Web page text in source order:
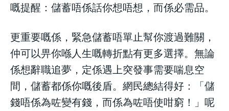
嘅提醒：儲蓄唔係話你想唔想，而係必需品。
更重要嘅係，緊急儲蓄唔單止幫你渡過難關，
仲可以畀你喺人生嘅轉折點有更多選擇。無論
係想辭職追夢，定係遇上突發事需要喘息空
間，儲蓄都係你嘅後盾。網民總結得好：「儲
錢唔係為咗變有錢，而係為咗唔使咁窮！」呢